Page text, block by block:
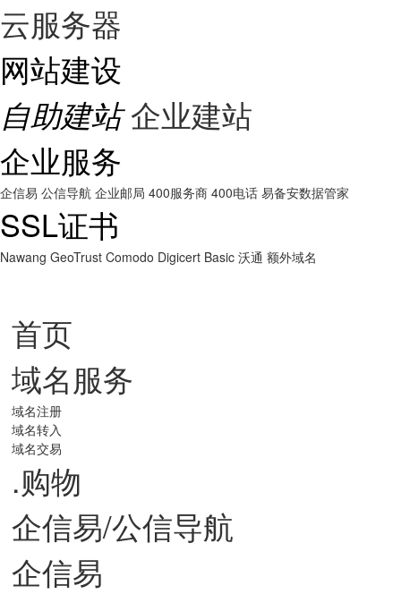
云服务器
网站建设
自助建站 企业建站
企业服务
企信易 公信导航 企业邮局 400服务商 400电话 易备安数据管家
SSL证书
Nawang GeoTrust Comodo Digicert Basic 沃通 额外域名
首页
域名服务
域名注册
域名转入
域名交易
.购物
企信易/公信导航
企信易